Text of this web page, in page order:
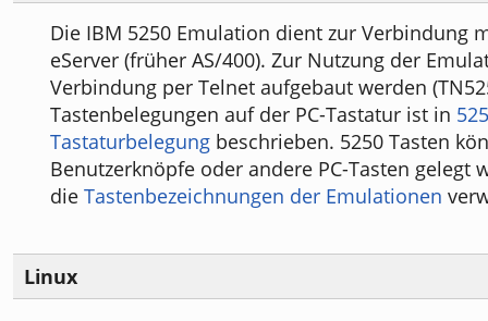
Die IBM 5250 Emulation dient zur Verbindung
eServer (früher AS/400). Zur Nutzung der
Verbindung per Telnet aufgebaut werden
Tastenbelegungen auf der PC-Tastatur ist in
Tastaturbelegung beschrieben. 5250 Tasten
Benutzerknöpfe oder andere PC-Tasten gelegt
die Tastenbezeichnungen der Emulationen
Linux